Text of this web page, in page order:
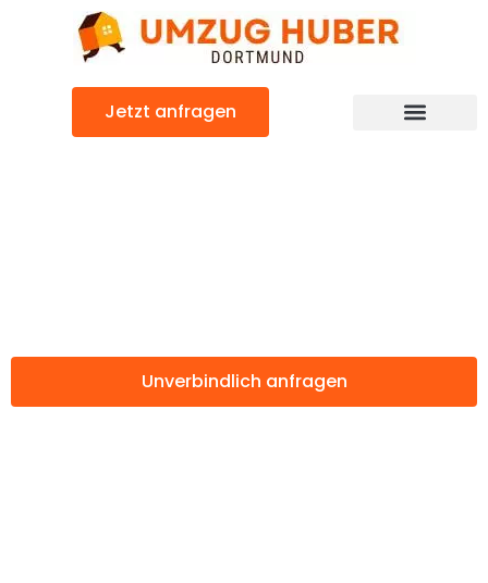
Jetzt anfragen
Unverbindlich anfragen